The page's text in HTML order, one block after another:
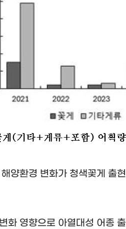
양환경 변화가 청색꽃게 출
화 영향으로 아열대성 어종